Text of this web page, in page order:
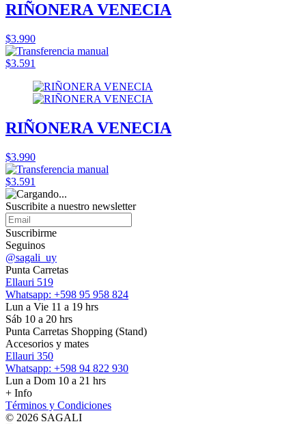
RIÑONERA VENECIA
$3.990
$3.591
RIÑONERA VENECIA
$3.990
$3.591
Suscribite a nuestro newsletter
Suscribirme
Seguinos
@sagali_uy
Punta Carretas
Ellauri 519
Whatsapp: +598 95 958 824
Lun a Vie 11 a 19 hrs
Sáb 10 a 20 hrs
Punta Carretas Shopping (Stand)
Accesorios y mates
Ellauri 350
Whatsapp: +598 94 822 930
Lun a Dom 10 a 21 hrs
+ Info
Términos y Condiciones
© 2026 SAGALI